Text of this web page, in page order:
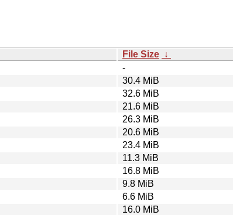
File Size ↓
-
30.4 MiB
32.6 MiB
21.6 MiB
26.3 MiB
20.6 MiB
23.4 MiB
11.3 MiB
16.8 MiB
9.8 MiB
6.6 MiB
16.0 MiB